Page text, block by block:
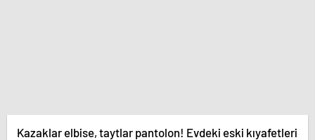
Kazaklar elbise, taytlar pantolon! Evdeki eski kıyafetleri